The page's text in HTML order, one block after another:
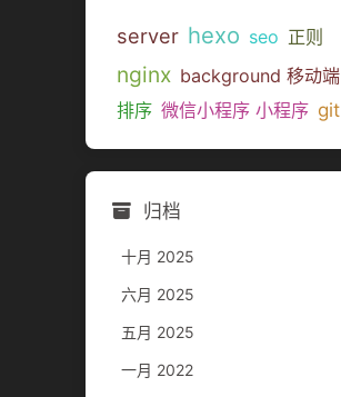
server hexo seo 正则
nginx background 移动端
排序 微信小程序 小程序 git
归档
十月 2025
六月 2025
五月 2025
一月 2022